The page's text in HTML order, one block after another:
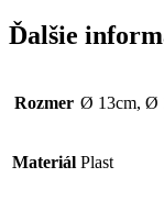
Ďalšie
Rozmer Ø 13cm, Ø
Materiál Plast